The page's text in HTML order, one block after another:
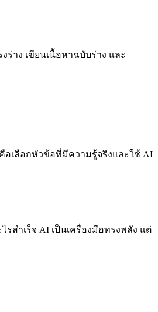
ร่าง เขียนเนื้อหาฉบับร่าง และ
อเลือกหัวข้อที่มีความรู้จริงและใช้ AI
สำเร็จ AI เป็นเครื่องมือทรงพลัง แต่